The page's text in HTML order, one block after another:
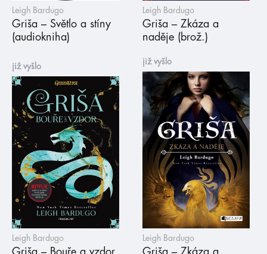
Leigh Bardugo
Griša – Světlo a stíny
(audiokniha)
Leigh Bardugo
Griša – Zkáza a
naděje (brož.)
již vyšlo
Leigh Bardugo
Griša – Bouře a vzdor
již vyšlo
Leigh Bardugo
Griša – Zkáza a